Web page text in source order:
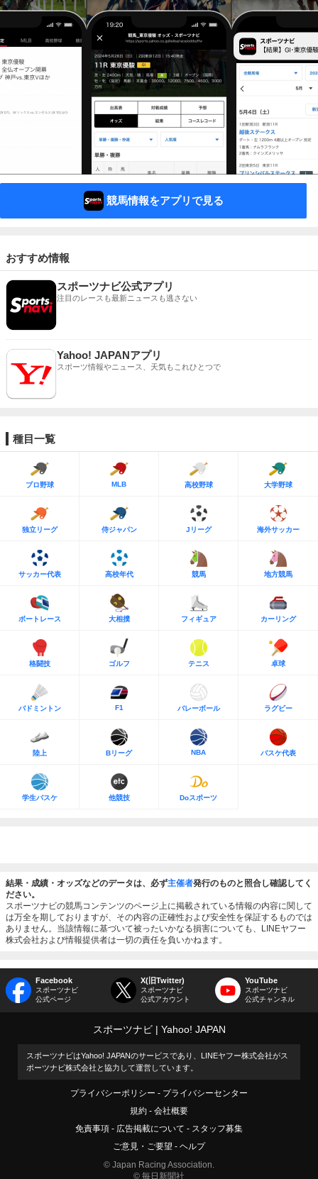
競馬情報をアプリで見る
おすすめ情報
スポーツナビ公式アプリ
注目のレースも最新ニュースも逃さない
Yahoo! JAPANアプリ
スポーツ情報やニュース、天気もこれひとつで
種目一覧
プロ野球 MLB 高校野球 大学野球
独立リーグ 侍ジャパン Jリーグ 海外サッカー
サッカー代表 高校年代 競馬 地方競馬
ボートレース 大相撲 フィギュア カーリング
格闘技 ゴルフ テニス 卓球
バドミントン F1 バレーボール ラグビー
陸上 Bリーグ NBA バスケ代表
学生バスケ 他競技 Doスポーツ
結果・成績・オッズなどのデータは、必ず主催者発行のものと照合し確認してく
ださい。
スポーツナビの競馬コンテンツのページ上に掲載されている情報の内容に関して
は万全を期しておりますが、その内容の正確性および安全性を保証するものでは
ありません。当該情報に基づいて被ったいかなる損害についても、LINEヤフー
株式会社および情報提供者は一切の責任を負いかねます。
Facebook
スポーツナビ
公式ページ
X(旧Twitter)
スポーツナビ
公式アカウント
YouTube
スポーツナビ
公式チャンネル
スポーツナビ Yahoo! JAPAN
スポーツナビはYahoo! JAPANのサービスであり、LINEヤフー株式会社がス
ポーツナビ株式会社と協力して運営しています。
プライバシーポリシー
プライバシーセンター
規約
会社概要
免責事項
広告掲載について
スタッフ募集
ご意見・ご要望
ヘルプ
© Japan Racing Association.
© 毎日新聞社